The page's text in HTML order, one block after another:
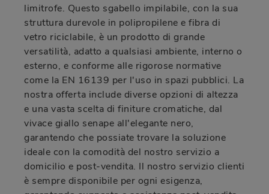
limitrofe. Questo sgabello impilabile, con la sua
struttura durevole in polipropilene e fibra di
vetro riciclabile, è un prodotto di grande
versatilità, adatto a qualsiasi ambiente, interno o
esterno, e conforme alle rigorose normative
come la EN 16139 per l'uso in spazi pubblici. La
nostra offerta include diverse opzioni di altezza
e una vasta scelta di finiture cromatiche, dal
vivace giallo senape all'elegante nero,
garantendo che possiate trovare la soluzione
ideale con la comodità del nostro servizio a
domicilio e post-vendita. Il nostro servizio clienti
è sempre disponibile per ogni esigenza,